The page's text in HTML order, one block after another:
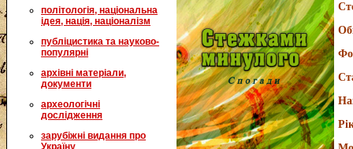
політологія, національна
ідея, нація, націоналізм
публіцистика та науково-
популярні
архівні матеріали,
документи
археологічні
дослідження
зарубіжні видання про
Україну